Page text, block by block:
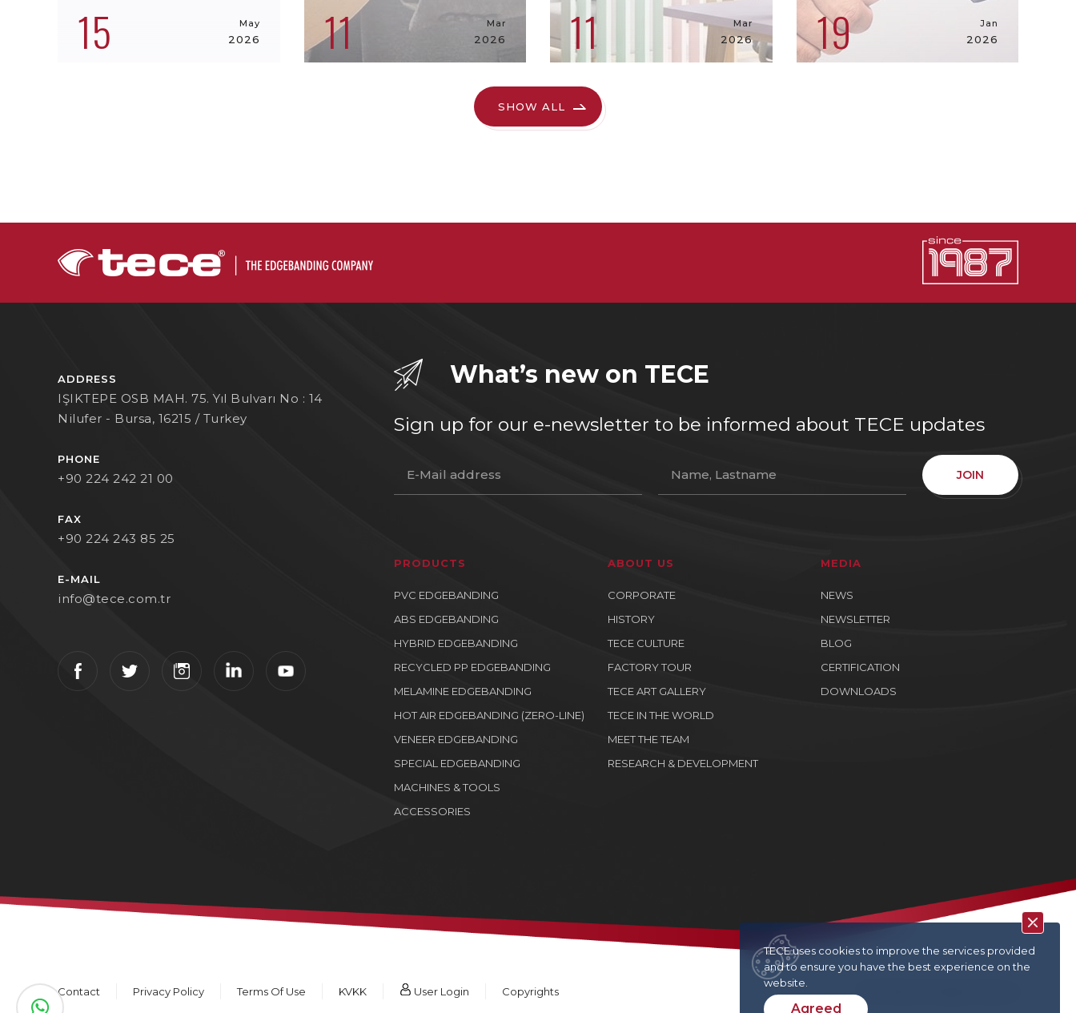
15 May
2026 11 Mar
2026 11 Mar
2026 19 Jan
2026
SHOW ALL
What’s new on TECE
Sign up for our e-newsletter to be informed about TECE updates
JOIN
PRODUCTS
PVC EDGEBANDING
ABS EDGEBANDING
HYBRID EDGEBANDING
RECYCLED PP EDGEBANDING
MELAMINE EDGEBANDING
HOT AIR EDGEBANDING (ZERO-LINE)
VENEER EDGEBANDING
SPECIAL EDGEBANDING
MACHINES & TOOLS
ACCESSORIES
ABOUT US
CORPORATE
HISTORY
TECE CULTURE
FACTORY TOUR
TECE ART GALLERY
TECE IN THE WORLD
MEET THE TEAM
RESEARCH & DEVELOPMENT
MEDIA
NEWS
NEWSLETTER
BLOG
CERTIFICATION
DOWNLOADS
ADDRESS
IŞIKTEPE OSB MAH. 75. Yıl Bulvarı No : 14
Nilufer - Bursa, 16215 / Turkey
PHONE
+90 224 242 21 00
FAX
+90 224 243 85 25
E-MAIL
info@tece.com.tr
Contact Privacy Policy Terms Of Use KVKK User Login Copyrights
TECE uses cookies to improve the services provided
and to ensure you have the best experience on the
website.
Agreed